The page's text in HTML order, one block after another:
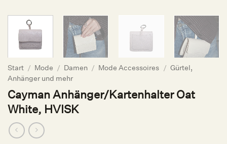
Start / Mode / Damen / Mode Accessoires / Gürtel,
Anhänger und mehr
Cayman Anhänger/Kartenhalter Oat
White, HVISK